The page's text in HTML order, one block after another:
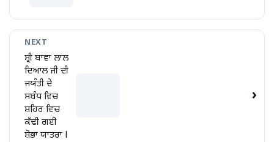
NEXT
ਸ਼੍ਰੀ ਬਾਵਾ ਲਾਲ
ਦਿਆਲ ਜੀ ਦੀ
ਜਯੰਤੀ ਦੇ
ਸਬੰਧ ਵਿਚ
ਸ਼ਹਿਰ ਵਿਚ
ਕੱਢੀ ਗਈ
ਸ਼ੋਭਾ ਯਾਤਰਾ l
›